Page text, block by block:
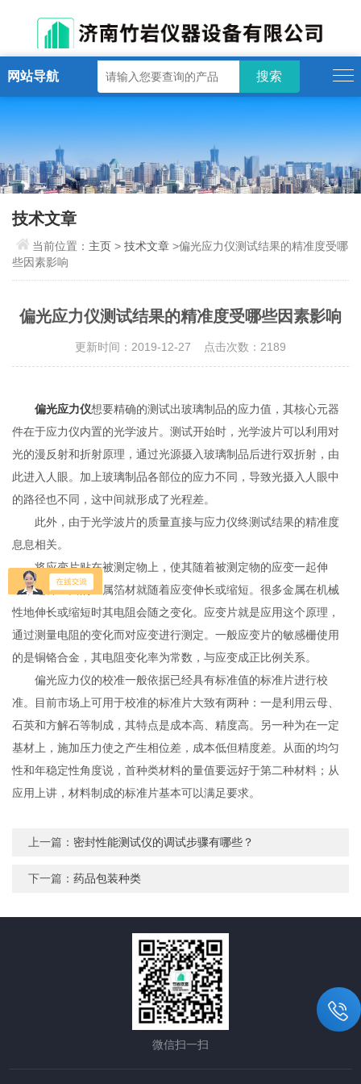
网站导航
技术文章
当前位置： 主页 >技术文章 >偏光应力仪测试结果的精准度受哪
些因素影响
偏光应力仪测试结果的精准度受哪些因素影响
更新时间：2019-12-27 点击次数：2189
偏光应力仪想要精确的测试出玻璃制品的应力值，其核心元器
件在于应力仪内置的光学波片。测试开始时，光学波片可以利用对
光的漫反射和折射原理，通过光源摄入玻璃制品后进行双折射，由
此进入人眼。加上玻璃制品各部位的应力不同，导致光摄入人眼中
的路径也不同，这中间就形成了光程差。
此外，由于光学波片的质量直接与应力仪终测试结果的精准度
息息相关。
将应变片贴在被测定物上，使其随着被测定物的应变一起伸
缩，这样里面的金属箔材就随着应变伸长或缩短。很多金属在机械
性地伸长或缩短时其电阻会随之变化。应变片就是应用这个原理，
通过测量电阻的变化而对应变进行测定。一般应变片的敏感栅使用
的是铜铬合金，其电阻变化率为常数，与应变成正比例关系。
偏光应力仪的校准一般依据已经具有标准值的标准片进行校
准。目前市场上可用于校准的标准片大致有两种：一是利用云母、
石英和方解石等制成，其特点是成本高、精度高。另一种为在一定
基材上，施加压力使之产生相位差，成本低但精度差。从面的均匀
性和年稳定性角度说，首种类材料的量值要远好于第二种材料；从
应用上讲，材料制成的标准片基本可以满足要求。
上一篇： 密封性能测试仪的调试步骤有哪些？
下一篇：药品包装种类
微信扫一扫